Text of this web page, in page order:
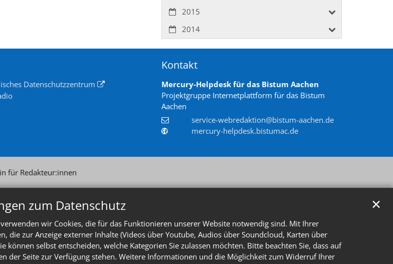
zum Datenschutz
wir Cookies, die für das Funktionieren unserer Website notwendig sind. Mit Ihrer
die zur Anzeige externer Inhalte (Videos über Youtube, Audios über Soundcloud, Karten über
können selbst entscheiden, welche Kategorien Sie zulassen möchten. Bitte beachten Sie, dass auf
der Seite zur Verfügung stehen. Weitere Informationen und die Möglichkeit zum Widerruf Ihrer
✕
2015
2014
Datenschutzzentrum
Kontakt
Mercury-Helpdesk für das Bistum Aachen
Projektgruppe Internetplattform für das Bistum
Aachen
service-webredaktion@bistum-aachen.de
mercury-helpdesk.bistumac.de
für Redakteur:innen